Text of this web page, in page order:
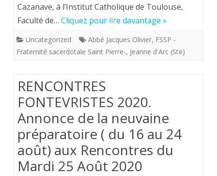
«
Accueil».
de
Jacques
FSSP
“Le
prophétisme
de
sainte
Jeanne
Cazanave, à l’Institut Catholique de Toulouse,
Faculté de… Cliquez pour lire davantage »
Uncategorized Abbé Jacques Olivier, FSSP -
Fraternité sacerdotale Saint Pierre-, Jeanne d'Arc (Ste)
RENCONTRES
FONTEVRISTES 2020.
Annonce de la neuvaine
préparatoire ( du 16 au 24
août) aux Rencontres du
Mardi 25 Août 2020